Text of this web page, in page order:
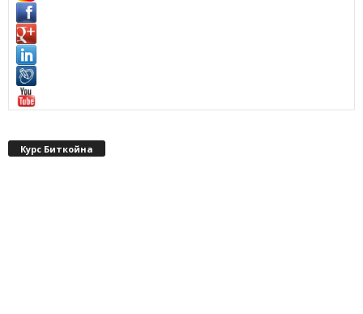
Курс Биткойна